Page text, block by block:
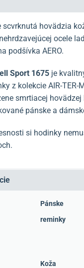
scvrknutá hovädzia
ocele
podšívka AERO.
Sport 1675 je
z kolekcie AIR-TER-
smrtiacej hovädzej
pánske a
si hodinky
Pánske
reminky
Koža